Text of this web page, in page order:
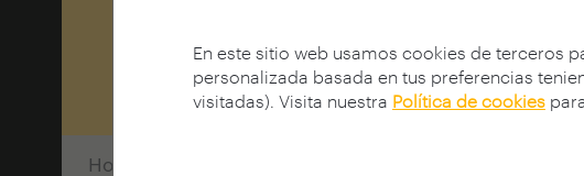
En este sitio web usamos cookies de terceros
personalizada basada en tus preferencias
visitadas). Visita nuestra Política de cookies
Home